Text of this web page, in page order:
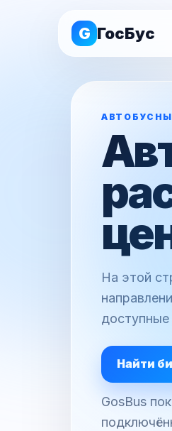
G ГосБус
На этой
доступные
Найти
GosBus